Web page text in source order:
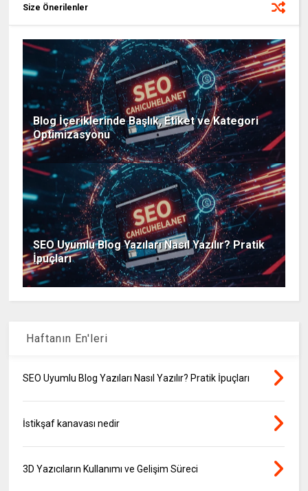
Size Önerilenler
Blog İçeriklerinde Başlık, Etiket ve Kategori
Optimizasyonu
SEO Uyumlu Blog Yazıları Nasıl Yazılır? Pratik
İpuçları
Haftanın En'leri
SEO Uyumlu Blog Yazıları Nasıl Yazılır? Pratik İpuçları
İstikşaf kanavası nedir
3D Yazıcıların Kullanımı ve Gelişim Süreci